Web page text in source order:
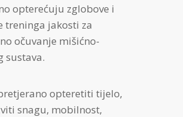
opterećuju zglobove i
treninga jakosti za
očuvanje mišićno-
sustava.
opteretiti tijelo,
snagu, mobilnost,